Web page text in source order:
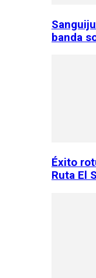
banda
Éxito
Ruta El